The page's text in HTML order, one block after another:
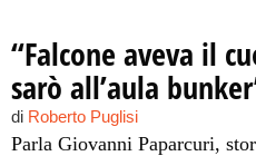
“Falcone aveva il
sarò all’aula
di Roberto Puglisi
Parla Giovanni Paparcuri,